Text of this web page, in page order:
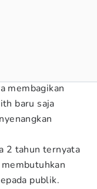
membagikan
baru saja
2 tahun ternyata
publik.